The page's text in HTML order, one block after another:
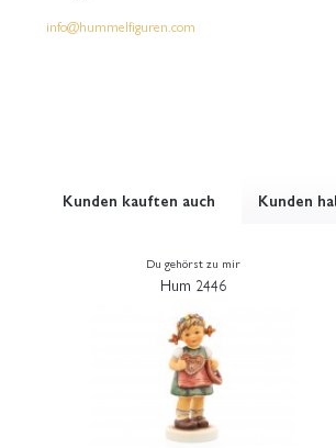
info@hummelfiguren.com
Kunden kauften auch Kunden
Du gehörst zu mir
Hum 2446